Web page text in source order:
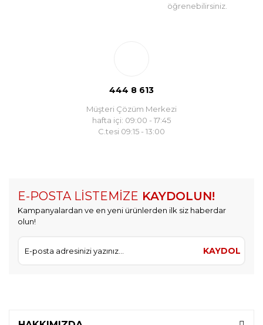
öğrenebilirsiniz.
444 8 613
Müşteri Çözüm Merkezi
hafta içi: 09:00 - 17:45
C.tesi 09:15 - 13:00
E-POSTA LİSTEMİZE KAYDOLUN!
Kampanyalardan ve en yeni ürünlerden ilk siz haberdar
olun!
KAYDOL